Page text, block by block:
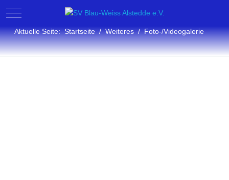
Mobile Menu Toggle
Aktuelle Seite:Startseite Weiteres Foto-/Videogalerie